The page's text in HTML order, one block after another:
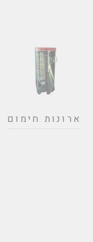
ארונות חימום